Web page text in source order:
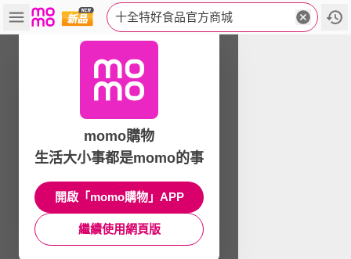
十全特好食品官方商城
momo購物
生活大小事都是momo的事
開啟「momo購物」APP
繼續使用網頁版